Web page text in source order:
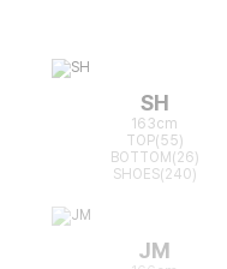
SH
163cm
TOP(55)
BOTTOM(26)
SHOES(240)
JM